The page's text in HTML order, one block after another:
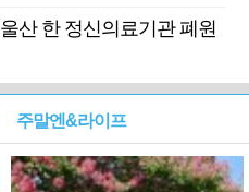
산 한 정신의료기관 폐원
주말엔&라이프